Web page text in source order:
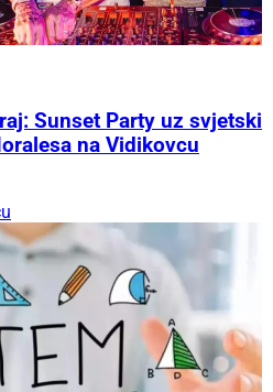
Sunset Party uz svjetski
na Vidikovcu